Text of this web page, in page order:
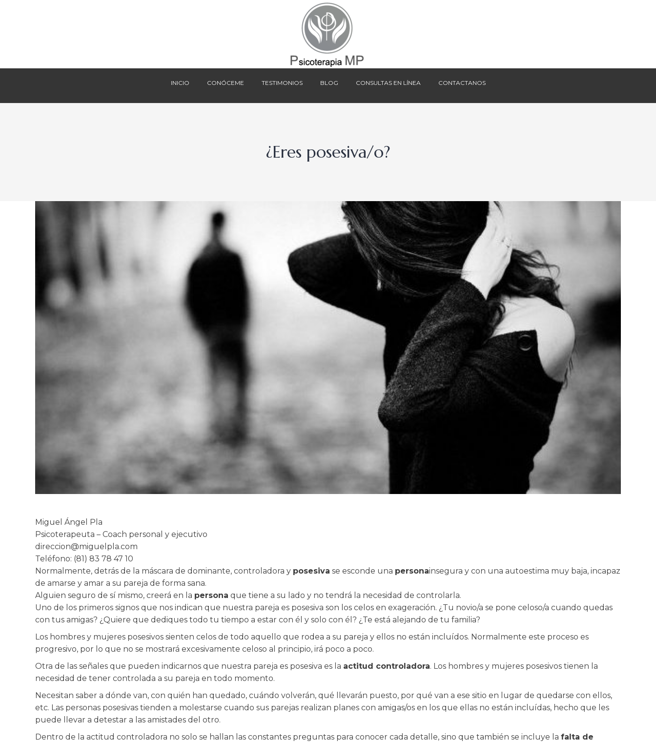
INICIO CONÓCEME TESTIMONIOS BLOG CONSULTAS EN LÍNEA CONTACTANOS
¿Eres posesiva/o?
Miguel Ángel Pla
Psicoterapeuta – Coach personal y ejecutivo
direccion@miguelpla.com
Teléfono: (81) 83 78 47 10
Normalmente, detrás de la máscara de dominante, controladora y posesiva se esconde una personainsegura y con una autoestima muy baja, incapaz
de amarse y amar a su pareja de forma sana.
Alguien seguro de sí mismo, creerá en la persona que tiene a su lado y no tendrá la necesidad de controlarla.
Uno de los primeros signos que nos indican que nuestra pareja es posesiva son los celos en exageración. ¿Tu novio/a se pone celoso/a cuando quedas
con tus amigas? ¿Quiere que dediques todo tu tiempo a estar con él y solo con él? ¿Te está alejando de tu familia?
Los hombres y mujeres posesivos sienten celos de todo aquello que rodea a su pareja y ellos no están incluídos. Normalmente este proceso es
progresivo, por lo que no se mostrará excesivamente celoso al principio, irá poco a poco.
Otra de las señales que pueden indicarnos que nuestra pareja es posesiva es la actitud controladora. Los hombres y mujeres posesivos tienen la
necesidad de tener controlada a su pareja en todo momento.
Necesitan saber a dónde van, con quién han quedado, cuándo volverán, qué llevarán puesto, por qué van a ese sitio en lugar de quedarse con ellos,
etc. Las personas posesivas tienden a molestarse cuando sus parejas realizan planes con amigas/os en los que ellas no están incluídas, hecho que les
puede llevar a detestar a las amistades del otro.
Dentro de la actitud controladora no solo se hallan las constantes preguntas para conocer cada detalle, sino que también se incluye la falta de
BLOG